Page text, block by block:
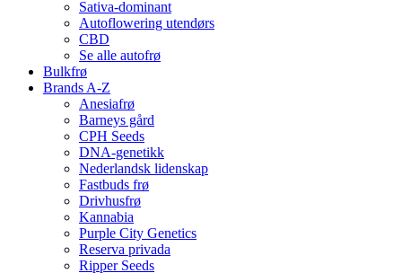
Sativa-dominant
Autoflowering utendørs
CBD
Se alle autofrø
Bulkfrø
Brands A-Z
Anesiafrø
Barneys gård
CPH Seeds
DNA-genetikk
Nederlandsk lidenskap
Fastbuds frø
Drivhusfrø
Kannabia
Purple City Genetics
Reserva privada
Ripper Seeds